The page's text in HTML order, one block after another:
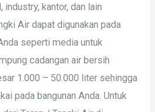
kantor, dan lain
Air dapat digunakan pada
seperti media untuk
cadangan air bersih
1.000 – 50.000 liter sehingga
pada bangunan Anda. Untuk